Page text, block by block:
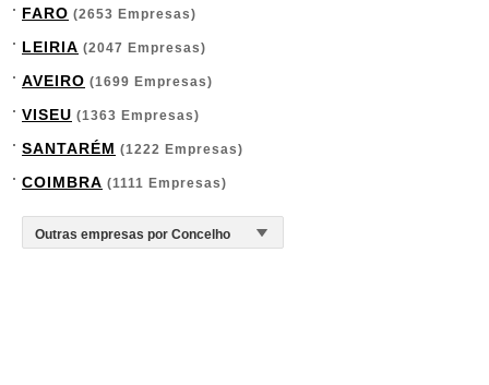
FARO (2653 Empresas)
LEIRIA (2047 Empresas)
AVEIRO (1699 Empresas)
VISEU (1363 Empresas)
SANTARÉM (1222 Empresas)
COIMBRA (1111 Empresas)